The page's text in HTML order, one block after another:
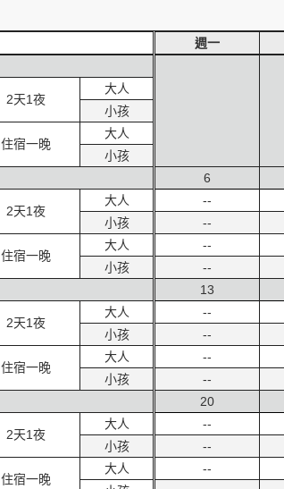
2天1夜
大人
小孩
住宿一晚
大人
小孩
2天1夜
大人
小孩
住宿一晚
大人
小孩
2天1夜
大人
小孩
住宿一晚
大人
小孩
2天1夜
大人
小孩
住宿一晚
大人
週一
6
--
--
--
--
13
--
--
--
--
20
--
--
--